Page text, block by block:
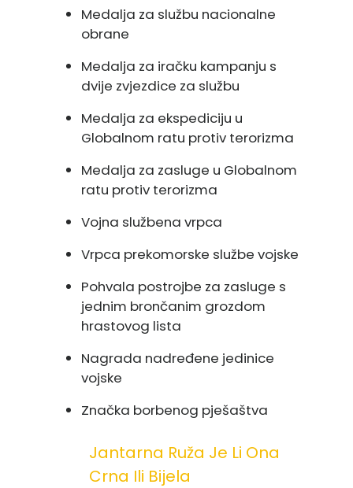
Medalja za službu nacionalne
obrane
Medalja za iračku kampanju s
dvije zvjezdice za službu
Medalja za ekspediciju u
Globalnom ratu protiv terorizma
Medalja za zasluge u Globalnom
ratu protiv terorizma
Vojna službena vrpca
Vrpca prekomorske službe vojske
Pohvala postrojbe za zasluge s
jednim brončanim grozdom
hrastovog lista
Nagrada nadređene jedinice
vojske
Značka borbenog pješaštva
Jantarna Ruža Je Li Ona
Crna Ili Bijela